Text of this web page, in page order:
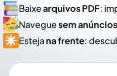
Baixearquivos PDF:
Naveguesem anúncios
Esteja na frente: